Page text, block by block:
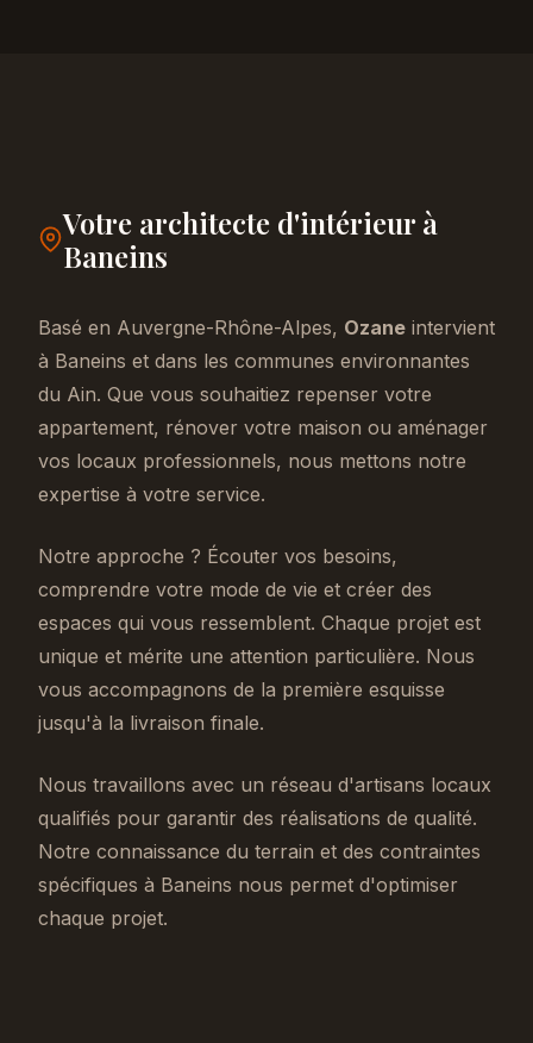
Votre architecte d'intérieur à
Baneins
Basé en Auvergne-Rhône-Alpes, Ozane intervient
à Baneins et dans les communes environnantes
du Ain. Que vous souhaitiez repenser votre
appartement, rénover votre maison ou aménager
vos locaux professionnels, nous mettons notre
expertise à votre service.
Notre approche ? Écouter vos besoins,
comprendre votre mode de vie et créer des
espaces qui vous ressemblent. Chaque projet est
unique et mérite une attention particulière. Nous
vous accompagnons de la première esquisse
jusqu'à la livraison finale.
Nous travaillons avec un réseau d'artisans locaux
qualifiés pour garantir des réalisations de qualité.
Notre connaissance du terrain et des contraintes
spécifiques à Baneins nous permet d'optimiser
chaque projet.